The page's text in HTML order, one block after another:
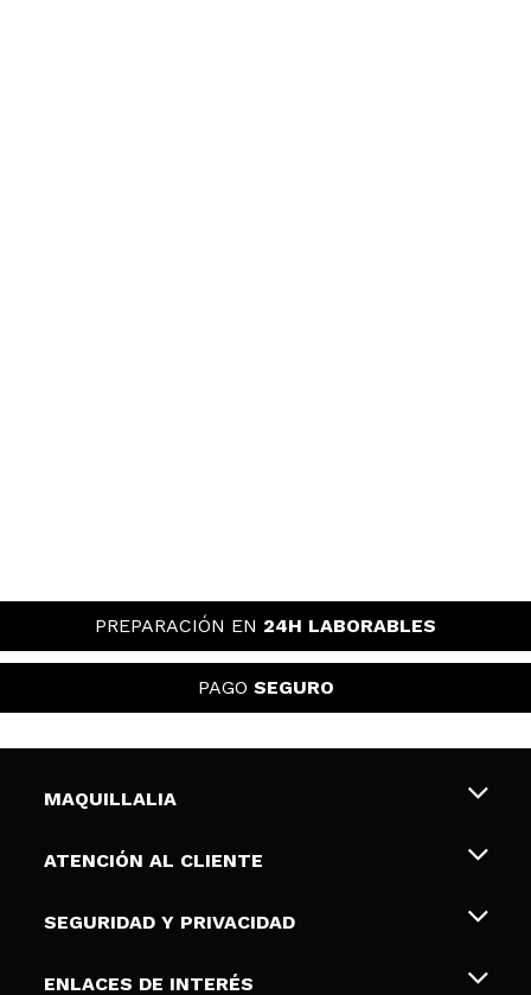
PREPARACIÓN EN 24H LABORABLES
PAGO SEGURO
MAQUILLALIA
Sobre nosotros
Tarjetas de Regalo
ATENCIÓN AL CLIENTE
Envíos y devoluciones
Formas de pago
SEGURIDAD Y PRIVACIDAD
Terminos y condiciones de uso
ENLACES DE INTERÉS